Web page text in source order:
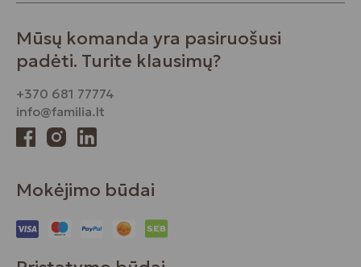
Mūsų komanda yra pasiruošusi
padėti. Turite klausimų?
+370 681 77774
info@familia.lt
Mokėjimo būdai